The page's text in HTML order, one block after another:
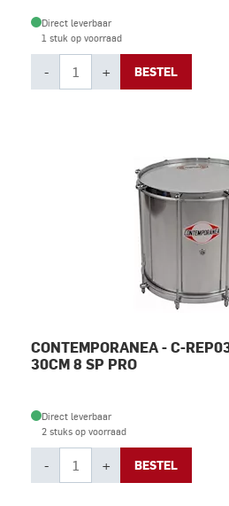
Direct leverbaar
1 stuk op voorraad
- + BESTEL
CONTEMPORANEA - C-
30CM 8 SP PRO
Direct leverbaar
2 stuks op voorraad
- + BESTEL